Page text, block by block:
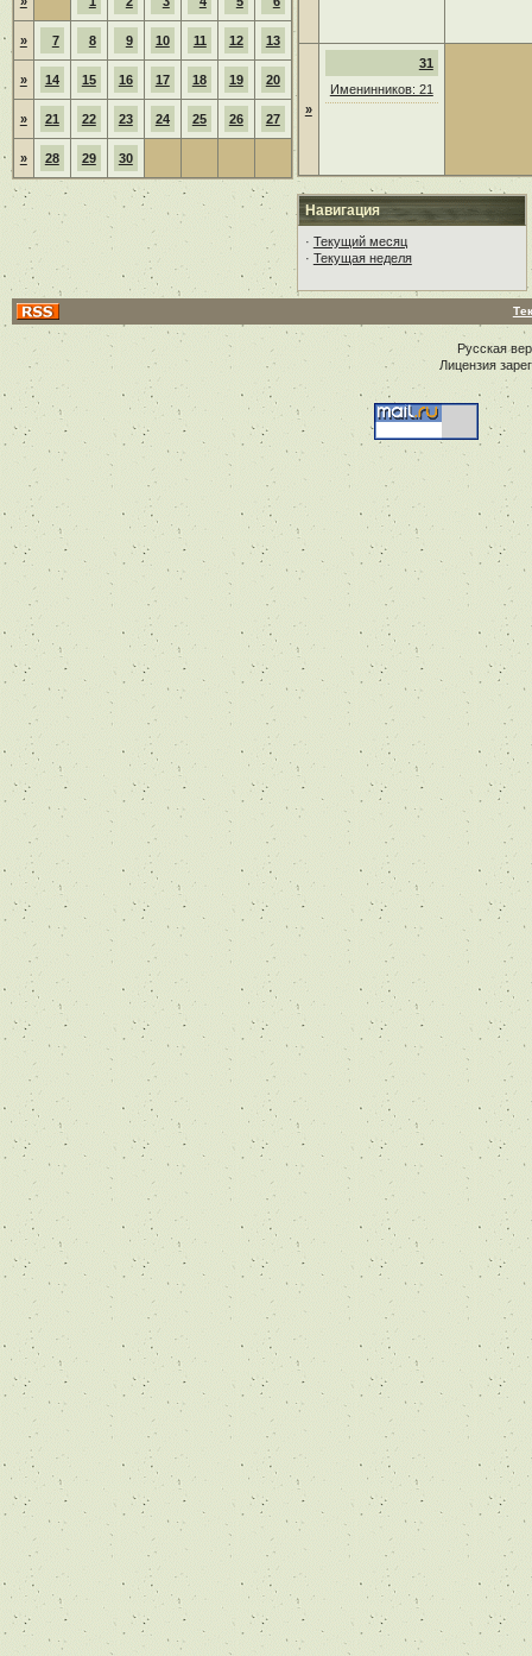
» 7 8 9 10 11 12 13
» 14 15 16 17 18 19 20
» 21 22 23 24 25 26 27
» 28 29 30
»
31
Именинников: 21
Навигация
· Текущий месяц
· Текущая неделя
Русская
Лицензия